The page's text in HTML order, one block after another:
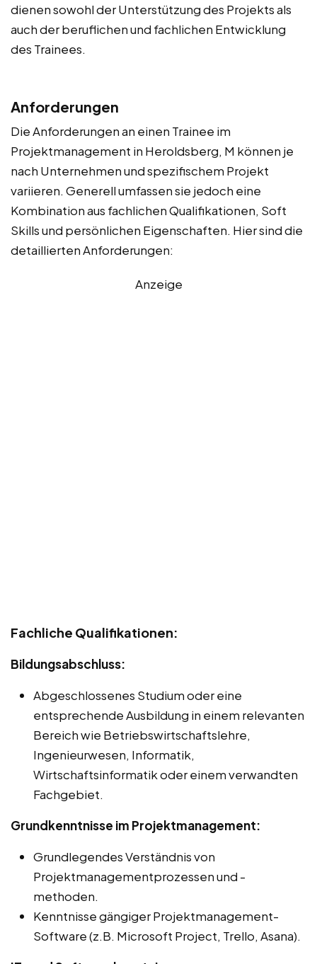
dienen sowohl der Unterstützung des Projekts als
auch der beruflichen und fachlichen Entwicklung
des Trainees.
Anforderungen
Die Anforderungen an einen Trainee im
Projektmanagement in Heroldsberg, M können je
nach Unternehmen und spezifischem Projekt
variieren. Generell umfassen sie jedoch eine
Kombination aus fachlichen Qualifikationen, Soft
Skills und persönlichen Eigenschaften. Hier sind die
detaillierten Anforderungen:
Anzeige
Fachliche Qualifikationen:
Bildungsabschluss:
Abgeschlossenes Studium oder eine
entsprechende Ausbildung in einem relevanten
Bereich wie Betriebswirtschaftslehre,
Ingenieurwesen, Informatik,
Wirtschaftsinformatik oder einem verwandten
Fachgebiet.
Grundkenntnisse im Projektmanagement:
Grundlegendes Verständnis von
Projektmanagementprozessen und -
methoden.
Kenntnisse gängiger Projektmanagement-
Software (z.B. Microsoft Project, Trello, Asana).